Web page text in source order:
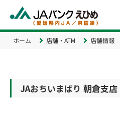
ホーム 店舗・ATM 店舗情報
JAおちいまばり 朝倉支店